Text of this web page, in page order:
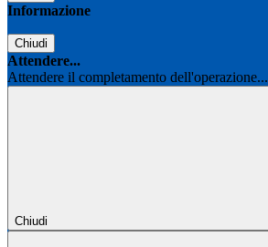
Informazione
Chiudi
Attendere...
Attendere il completamento dell'operazione...
Chiudi